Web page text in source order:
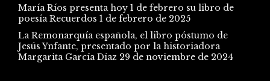
María Ríos presenta hoy 1 de febrero su libro de
poesía Recuerdos 1 de febrero de 2025
La Remonarquía española, el libro póstumo de
Jesús Ynfante, presentado por la historiadora
Margarita García Díaz 29 de noviembre de 2024